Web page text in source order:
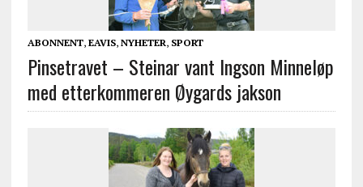
ABONNENT, EAVIS, NYHETER, SPORT
Pinsetravet – Steinar vant Ingson Minneløp
med etterkommeren Øygards jakson